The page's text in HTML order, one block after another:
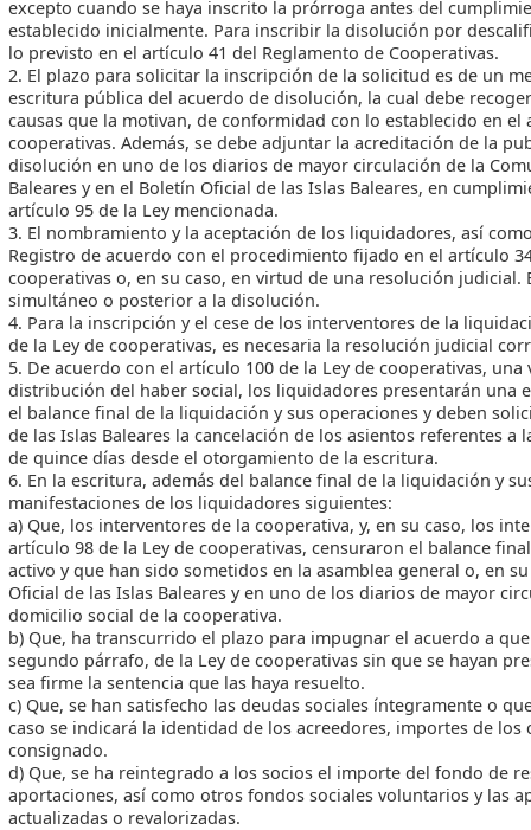
excepto cuando se haya inscrito la prórroga antes del
establecido inicialmente. Para inscribir la disolución por
lo previsto en el artículo 41 del Reglamento de Cooperativas.
2. El plazo para solicitar la inscripción de la solicitud es de un
escritura pública del acuerdo de disolución, la cual debe
causas que la motivan, de conformidad con lo establecido en el
cooperativas. Además, se debe adjuntar la acreditación de la
disolución en uno de los diarios de mayor circulación de la
Baleares y en el Boletín Oficial de las Islas Baleares, en
artículo 95 de la Ley mencionada.
3. El nombramiento y la aceptación de los liquidadores, así
Registro de acuerdo con el procedimiento fijado en el artículo
cooperativas o, en su caso, en virtud de una resolución judicial.
simultáneo o posterior a la disolución.
4. Para la inscripción y el cese de los interventores de la
de la Ley de cooperativas, es necesaria la resolución judicial
5. De acuerdo con el artículo 100 de la Ley de cooperativas,
distribución del haber social, los liquidadores presentarán una
el balance final de la liquidación y sus operaciones y deben
de las Islas Baleares la cancelación de los asientos referentes a
de quince días desde el otorgamiento de la escritura.
6. En la escritura, además del balance final de la liquidación y
manifestaciones de los liquidadores siguientes:
a) Que, los interventores de la cooperativa, y, en su caso, los
artículo 98 de la Ley de cooperativas, censuraron el balance
activo y que han sido sometidos en la asamblea general o, en
Oficial de las Islas Baleares y en uno de los diarios de mayor
domicilio social de la cooperativa.
b) Que, ha transcurrido el plazo para impugnar el acuerdo a
segundo párrafo, de la Ley de cooperativas sin que se hayan
sea firme la sentencia que las haya resuelto.
c) Que, se han satisfecho las deudas sociales íntegramente o
caso se indicará la identidad de los acreedores, importes de
consignado.
d) Que, se ha reintegrado a los socios el importe del fondo de
aportaciones, así como otros fondos sociales voluntarios y las
actualizadas o revalorizadas.